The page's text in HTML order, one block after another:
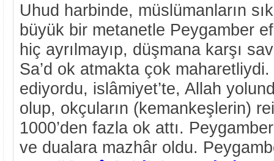
Uhud harbinde, müslümanların
büyük bir metanetle Peygamber
hiç ayrılmayıp, düşmana karşı
Sa’d ok atmakta çok maharetliydi.
ediyordu, islâmiyet’te, Allah
olup, okçuların (kemankeşlerin)
1000’den fazla ok attı.
ve dualara mazhâr oldu.